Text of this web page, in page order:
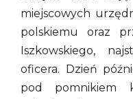
miejscowych
polskiemu oraz
Iszkowskiego,
oficera. Dzień
pod pomnikiem